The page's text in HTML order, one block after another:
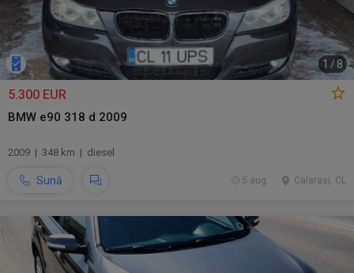
1 /8
5.300 EUR
BMW e90 318 d 2009
2009 | 348 km | diesel
Sună Calarasi, CL
5 aug.